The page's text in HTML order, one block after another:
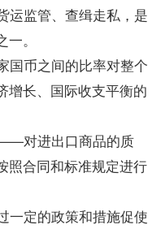
监管、查缉走私，是
。
币之间的比率对整个
增长、国际收支平衡的
对进出口商品的质
照合同和标准规定进行
定的政策和措施促使